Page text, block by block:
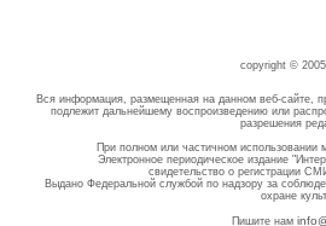
copyright © 2005
Вся информация, размещенная на данном веб-сайте,
подлежит дальнейшему воспроизведению или
разрешения
При полном или частичном использовании
Электронное периодическое издание
свидетельство о регистрации
Выдано Федеральной службой по надзору за
охране
Пишите нам